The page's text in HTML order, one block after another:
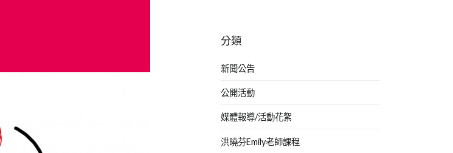
分類
新聞公告
公開活動
媒體報導/活動花絮
洪曉芬Emily老師課程